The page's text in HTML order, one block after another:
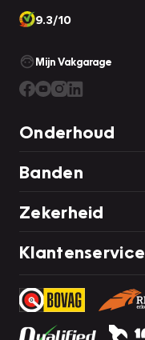
9.3/10
Mijn Vakgarage
Onderhoud
Banden
Zekerheid
Klantenservice